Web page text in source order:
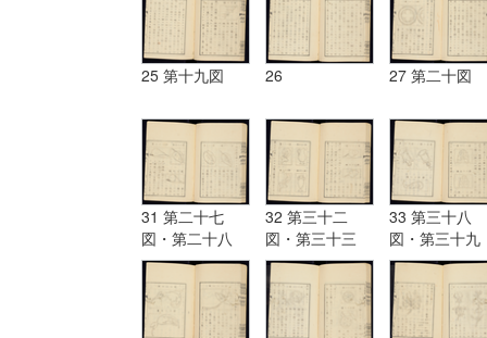
25 第十九図 26 27 第二十図
31 第二十七
図・第二十八
図・第二十九
図・第三十図・
第三十一図
32 第三十二
図・第三十三
図・第三十四
図・第三十五
図・第三十六
図・第三十七図
33 第三十八
図・第三十九
図・第四十図
第四十一図・
四十二図・